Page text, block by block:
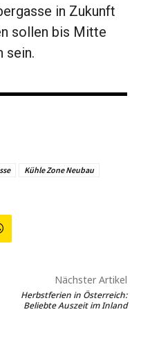
in Zukunft
sollen bis Mitte
sein.
Kühle Zone Neubau
Nächster Artikel
Herbstferien in Österreich:
Beliebte Auszeit im Inland